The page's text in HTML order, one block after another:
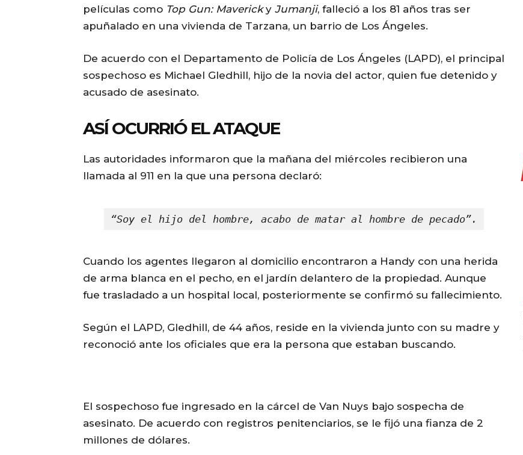
películas como Top Gun: Mavericky Jumanji, falleció a los 81 años tras ser
apuñalado en una vivienda de Tarzana, un barrio de Los Ángeles.
De acuerdo con el Departamento de Policía de Los Ángeles (LAPD), el principal
sospechoso es Michael Gledhill, hijo de la novia del actor, quien fue detenido y
acusado de asesinato.
ASÍ OCURRIÓ EL ATAQUE
Las autoridades informaron que la mañana del miércoles recibieron una
llamada al 911 en la que una persona declaró:
“Soy el hijo del hombre, acabo de matar al hombre de pecado”.
Cuando los agentes llegaron al domicilio encontraron a Handy con una herida
de arma blanca en el pecho, en el jardín delantero de la propiedad. Aunque
fue trasladado a un hospital local, posteriormente se confirmó su fallecimiento.
Según el LAPD, Gledhill, de 44 años, reside en la vivienda junto con su madre y
reconoció ante los oficiales que era la persona que estaban buscando.
El sospechoso fue ingresado en la cárcel de Van Nuys bajo sospecha de
asesinato. De acuerdo con registros penitenciarios, se le fijó una fianza de 2
millones de dólares.